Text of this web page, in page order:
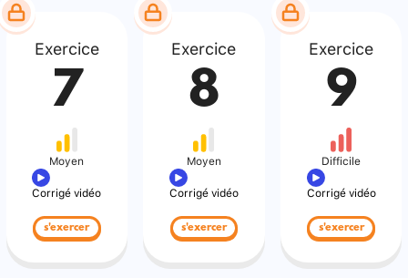
Exercice
7
Moyen
Corrigé vidéo
s'exercer
Exercice
8
Moyen
Corrigé vidéo
s'exercer
Exercice
9
Difficile
Corrigé vidéo
s'exercer